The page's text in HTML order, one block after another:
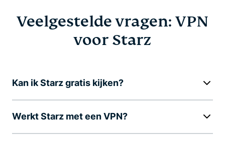
Veelgestelde vragen: VPN
voor Starz
Kan ik Starz gratis kijken?
Werkt Starz met een VPN?